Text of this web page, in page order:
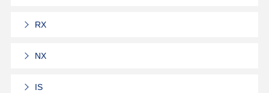
RX
NX
IS